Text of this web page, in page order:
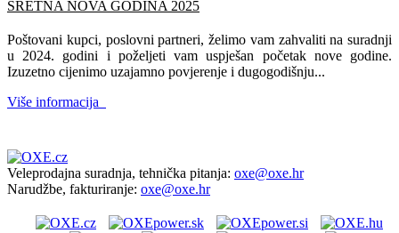
SRETNA NOVA GODINA 2025
Poštovani kupci, poslovni partneri, želimo vam zahvaliti na suradnji
u 2024. godini i poželjeti vam uspješan početak nove godine.
Izuzetno cijenimo uzajamno povjerenje i dugogodišnju...
Više informacija
Veleprodajna suradnja, tehnička pitanja: oxe@oxe.hr
Narudžbe, fakturiranje: oxe@oxe.hr